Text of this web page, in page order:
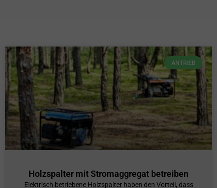
ANTRIEB
Holzspalter mit Stromaggregat betreiben
Elektrisch betriebene Holzspalter haben den Vorteil, dass